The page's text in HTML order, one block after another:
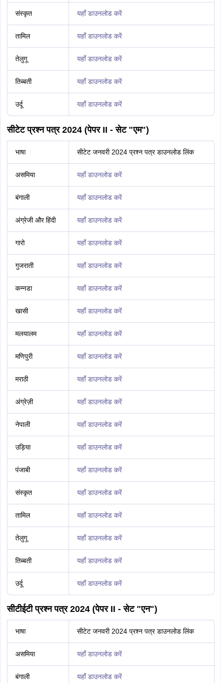
संस्कृत यहाँ डाउनलोड करें
तामिल यहाँ डाउनलोड करें
तेलुगू यहाँ डाउनलोड करें
तिब्बती यहाँ डाउनलोड करें
उर्दू यहाँ डाउनलोड करें
सीटेट प्रश्न पत्र 2024 (पेपर II - सेट "एम")
भाषा सीटेट जनवरी 2024 प्रश्न पत्र डाउनलोड लिंक
असमिया यहाँ डाउनलोड करें
बंगाली यहाँ डाउनलोड करें
अंग्रेजी और हिंदी यहाँ डाउनलोड करें
गारो यहाँ डाउनलोड करें
गुजराती यहाँ डाउनलोड करें
कन्नडा यहाँ डाउनलोड करें
खासी यहाँ डाउनलोड करें
मलयालम यहाँ डाउनलोड करें
मणिपुरी यहाँ डाउनलोड करें
मराठी यहाँ डाउनलोड करें
अंग्रेज़ी यहाँ डाउनलोड करें
नेपाली यहाँ डाउनलोड करें
उड़िया यहाँ डाउनलोड करें
पंजाबी यहाँ डाउनलोड करें
संस्कृत यहाँ डाउनलोड करें
तामिल यहाँ डाउनलोड करें
तेलुगू यहाँ डाउनलोड करें
तिब्बती यहाँ डाउनलोड करें
उर्दू यहाँ डाउनलोड करें
सीटीईटी प्रश्न पत्र 2024 (पेपर II - सेट "एन")
भाषा सीटेट जनवरी 2024 प्रश्न पत्र डाउनलोड लिंक
असमिया यहाँ डाउनलोड करें
बंगाली यहाँ डाउनलोड करें